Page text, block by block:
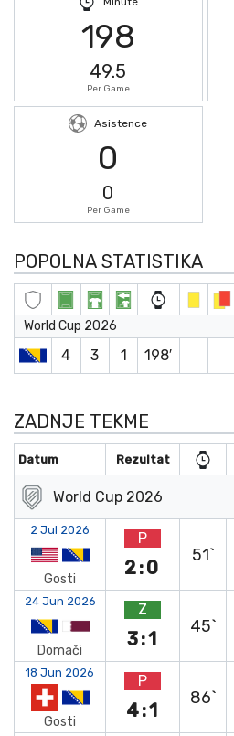
198
49.5
Per Game
Asistence
0
0
Per Game
POPOLNA STATISTIKA
World Cup 2026
4 3 1 198′
ZADNJE TEKME
Datum Rezultat
World Cup 2026
2 Jul 2026
Gosti
P
2:0
51`
24 Jun 2026
Domači
Z
3:1
45`
18 Jun 2026
Gosti
P
4:1
86`